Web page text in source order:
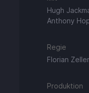
Hugh
Anthony
Regie
Florian Zeller
Produktion